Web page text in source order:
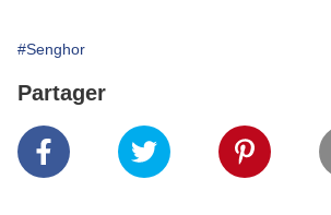
#Senghor
Partager